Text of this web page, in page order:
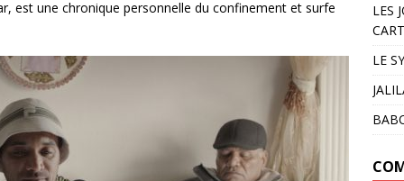
est une chronique personnelle du confinement et surfe
LES
LE